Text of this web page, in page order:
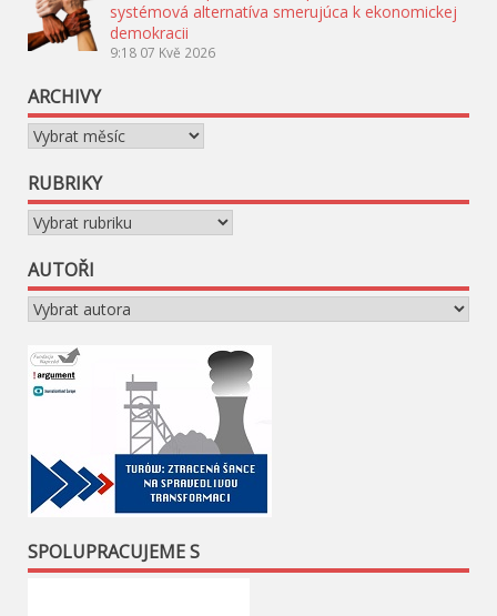
systémová alternatíva smerujúca k ekonomickej
demokracii
9:18 07 Kvě 2026
ARCHIVY
Archivy
RUBRIKY
Rubriky
AUTOŘI
SPOLUPRACUJEME S